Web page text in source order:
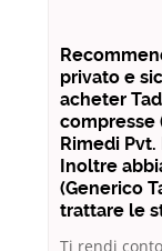
privato e
acheter
compresse
Rimedi
Inoltre
(Generico
trattare le
Ti rendi